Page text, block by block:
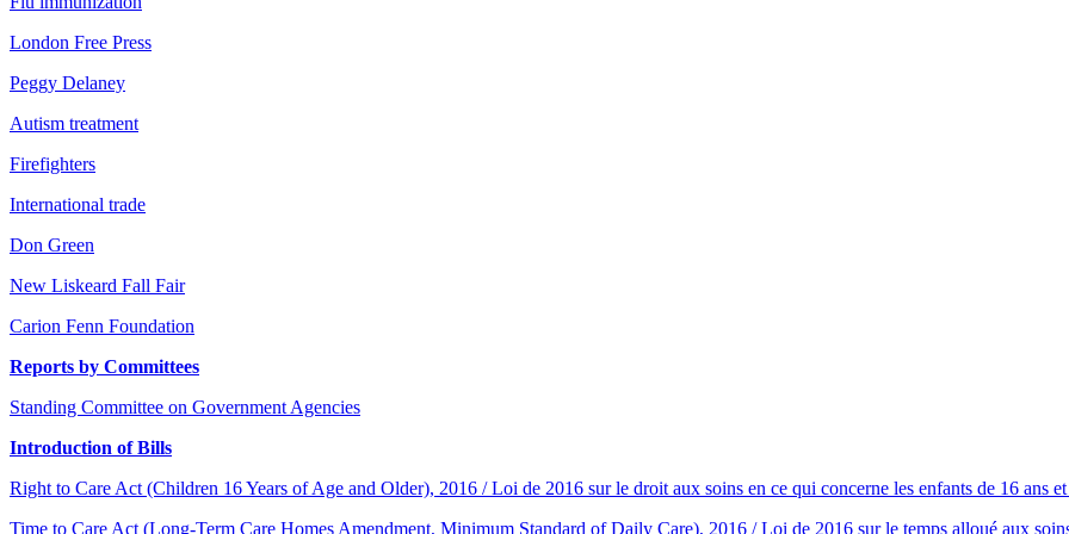
London Free Press
Peggy Delaney
Autism treatment
Firefighters
International trade
Don Green
New Liskeard Fall Fair
Carion Fenn Foundation
Reports by Committees
Standing Committee on Government Agencies
Introduction of Bills
Right to Care Act (Children 16 Years of Age and Older), 2016 / Loi de 2016 sur le droit aux soins en ce qui concerne les enfants de 16 ans
Time to Care Act (Long-Term Care Homes Amendment, Minimum Standard of Daily Care), 2016 / Loi de 2016 sur le temps alloué aux